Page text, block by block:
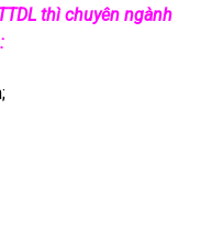
thì chuyên ngành